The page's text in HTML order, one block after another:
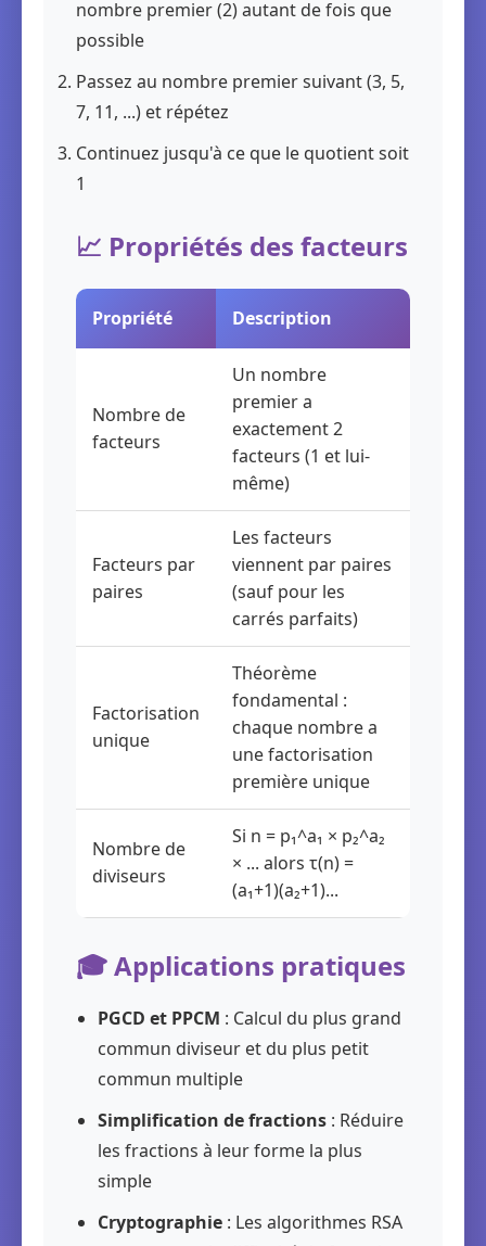
nombre premier (2) autant de fois que
possible
Passez au nombre premier suivant (3, 5,
7, 11, ...) et répétez
Continuez jusqu'à ce que le quotient soit
1
📈 Propriétés des facteurs
Propriété Description
Nombre de
facteurs
Un nombre
premier a
exactement 2
facteurs (1 et lui-
même)
Facteurs par
paires
Les facteurs
viennent par paires
(sauf pour les
carrés parfaits)
Factorisation
unique
Théorème
fondamental :
chaque nombre a
une factorisation
première unique
Nombre de
diviseurs
Si n = p₁^a₁ × p₂^a₂
× ... alors τ(n) =
(a₁+1)(a₂+1)...
🎓 Applications pratiques
PGCD et PPCM : Calcul du plus grand
commun diviseur et du plus petit
commun multiple
Simplification de fractions : Réduire
les fractions à leur forme la plus
simple
Cryptographie : Les algorithmes RSA